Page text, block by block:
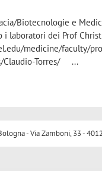
Biotecnologie e
laboratori dei Prof
medicine/faculty/
Claudio-Torres/ ...
- Via Zamboni, 33 -